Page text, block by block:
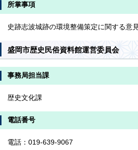
所掌事項
史跡志波城跡の環境整備策定に関する意
盛岡市歴史民俗資料館運営委員会
事務局担当課
歴史文化課
電話番号
電話：019-639-9067